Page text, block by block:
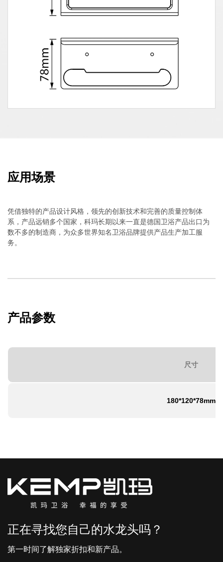
应用场景
凭借独特的产品设计风格，领先的创新技术和完善的质量控制体
系，产品远销多个国家，科玛长期以来一直是德国卫浴产品出口为
数不多的制造商，为众多世界知名卫浴品牌提供产品生产加工服
务。
产品参数
尺寸
180*120*78mm
正在寻找您自己的水龙头吗？
第一时间了解独家折扣和新产品。